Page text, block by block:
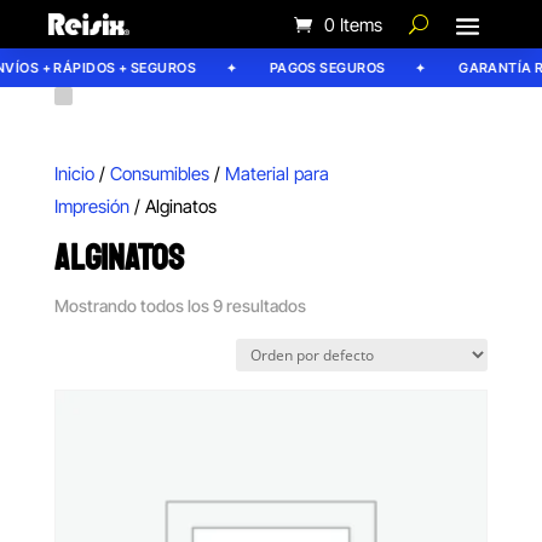
0 Items
+ RÁPIDOS + SEGUROS PAGOS SEGUROS GARANTÍA
Inicio/ Consumibles/ Material para
Impresión/ Alginatos
ALGINATOS
Mostrando todos los 9 resultados